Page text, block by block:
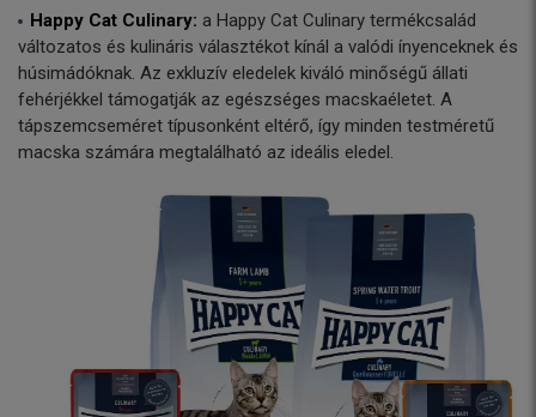
Happy Cat Culinary: a Happy Cat Culinary termékcsalád
változatos és kulináris választékot kínál a valódi ínyenceknek és
húsimádóknak. Az exkluzív eledelek kiváló minőségű állati
fehérjékkel támogatják az egészséges macskaéletet. A
tápszemcseméret típusonként eltérő, így minden testméretű
macska számára megtalálható az ideális eledel.